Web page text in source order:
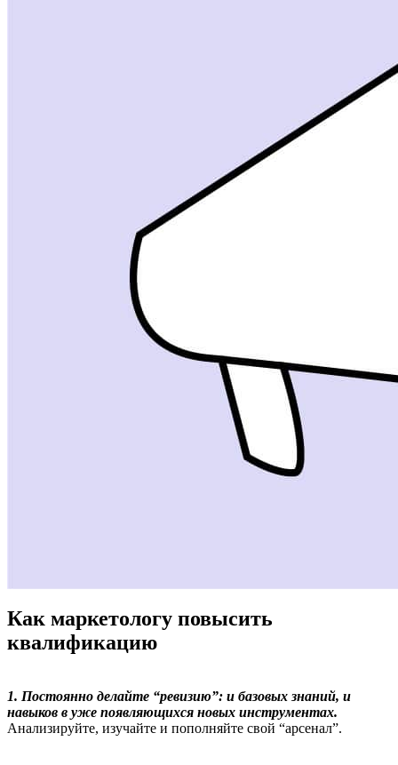
Как маркетологу повысить
квалификацию
1. Постоянно делайте “ревизию”: и базовых знаний, и
навыков в уже появляющихся новых инструментах.
Анализируйте, изучайте и пополняйте свой “арсенал”.